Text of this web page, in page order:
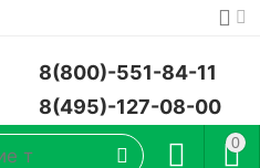
8(800)-551-84-11
8(495)-127-08-00
0